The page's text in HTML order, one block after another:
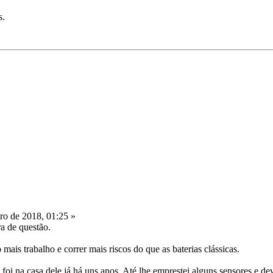
de 2018, 01:25 »
de questão.
trabalho e correr mais riscos do que as baterias clássicas.